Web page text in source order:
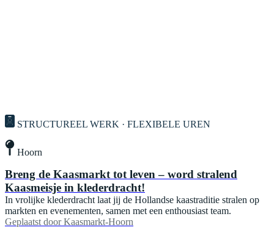
STRUCTUREEL WERK · FLEXIBELE UREN
Hoorn
Breng de Kaasmarkt tot leven – word stralend
Kaasmeisje in klederdracht!
In vrolijke klederdracht laat jij de Hollandse kaas­traditie stralen op
markten en evenementen, samen met een enthousiast team.
Geplaatst door Kaasmarkt-Hoorn